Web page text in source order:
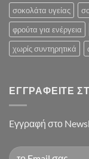
σοκολάτα υγείας
φρούτα για ενέργεια
χωρίς συντηρητικά
ΕΓΓΡΑΦΕΊΤΕ
Eγγραφή στο